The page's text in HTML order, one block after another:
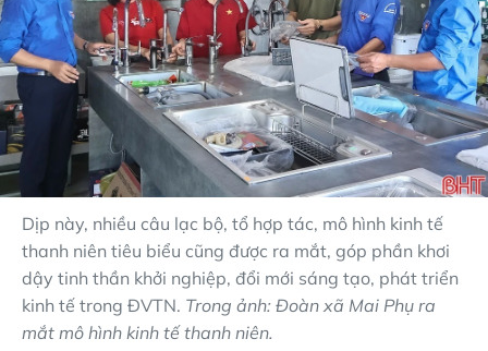
Dịp này, nhiều câu lạc bộ, tổ hợp tác, mô hình kinh tế
thanh niên tiêu biểu cũng được ra mắt, góp phần khơi
dậy tinh thần khởi nghiệp, đổi mới sáng tạo, phát triển
kinh tế trong ĐVTN. Trong ảnh: Đoàn xã Mai Phụ ra
mắt mô hình kinh tế thanh niên.